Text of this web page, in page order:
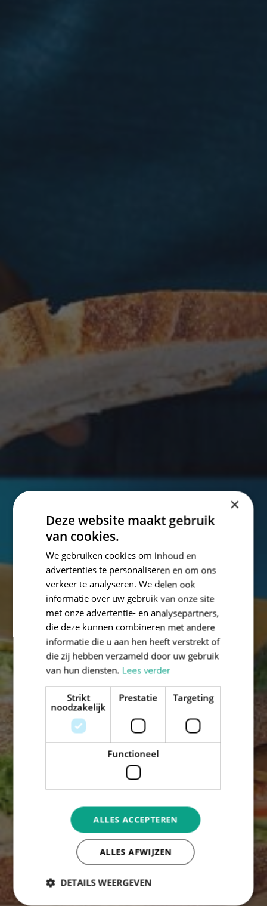
×
Deze website maakt gebruik
van cookies.
We gebruiken cookies om inhoud en
advertenties te personaliseren en om ons
verkeer te analyseren. We delen ook
informatie over uw gebruik van onze site
met onze advertentie- en analysepartners,
die deze kunnen combineren met andere
informatie die u aan hen heeft verstrekt of
die zij hebben verzameld door uw gebruik
van hun diensten. Lees verder
Strikt
noodzakelijk
Prestatie Targeting
Functioneel
ALLES ACCEPTEREN
ALLES AFWIJZEN
DETAILS WEERGEVEN